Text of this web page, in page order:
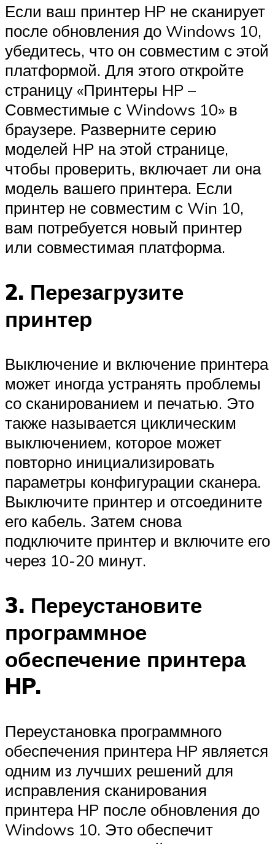
Если ваш принтер HP не сканирует
после обновления до Windows 10,
убедитесь, что он совместим с этой
платформой. Для этого откройте
страницу «Принтеры HP –
Совместимые с Windows 10» в
браузере. Разверните серию
моделей HP на этой странице,
чтобы проверить, включает ли она
модель вашего принтера. Если
принтер не совместим с Win 10,
вам потребуется новый принтер
или совместимая платформа.
2. Перезагрузите
принтер
Выключение и включение принтера
может иногда устранять проблемы
со сканированием и печатью. Это
также называется циклическим
выключением, которое может
повторно инициализировать
параметры конфигурации сканера.
Выключите принтер и отсоедините
его кабель. Затем снова
подключите принтер и включите его
через 10-20 минут.
3. Переустановите
программное
обеспечение принтера
HP.
Переустановка программного
обеспечения принтера HP является
одним из лучших решений для
исправления сканирования
принтера HP после обновления до
Windows 10. Это обеспечит